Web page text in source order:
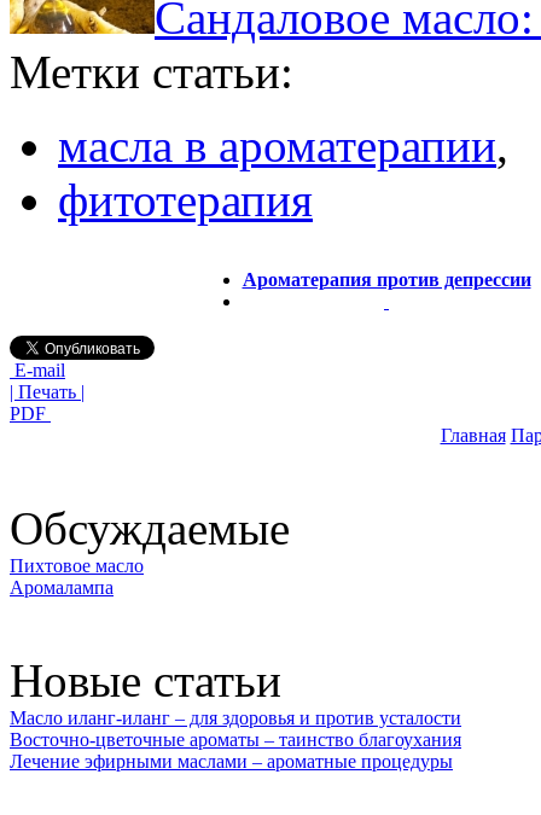
Сандаловое
Метки статьи:
масла в ароматерапии,
фитотерапия
Ароматерапия против депрессии
E-mail
| Печать |
PDF
Главная
Обсуждаемые
Пихтовое масло
Аромалампа
Новые статьи
Масло иланг-иланг – для здоровья и против усталости
Восточно-цветочные ароматы – таинство благоухания
Лечение эфирными маслами – ароматные процедуры